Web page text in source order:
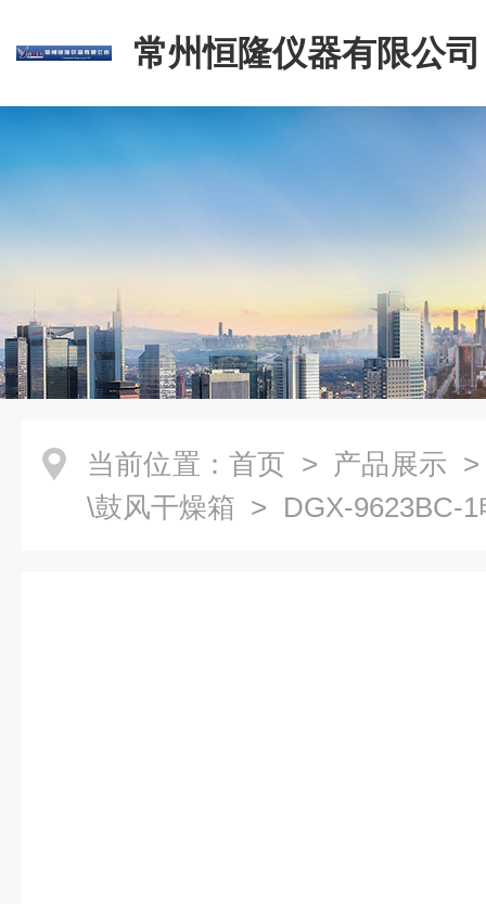
常州恒隆仪器有限公司
当前位置： 首页 > 产品展示
\鼓风干燥箱 > DGX-9623BC-